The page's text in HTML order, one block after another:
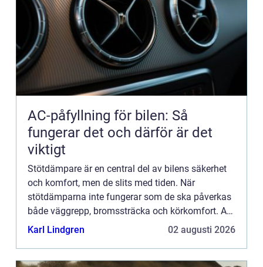
AC-påfyllning för bilen: Så
fungerar det och därför är det
viktigt
Stötdämpare är en central del av bilens säkerhet
och komfort, men de slits med tiden. När
stötdämparna inte fungerar som de ska påverkas
både väggrepp, bromssträcka och körkomfort. Att
k&a...
Karl Lindgren 02 augusti 2026